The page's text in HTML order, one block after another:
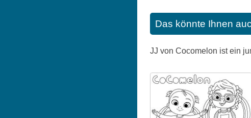
Das könnte Ihnen
JJ von Cocomelon ist ein